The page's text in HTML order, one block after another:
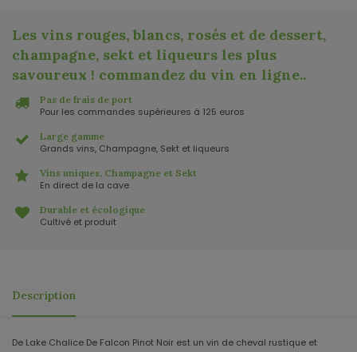
Les vins rouges, blancs, rosés et de dessert,
champagne, sekt et liqueurs les plus
savoureux ! commandez du vin en ligne..
Pas de frais de port
Pour les commandes supérieures à 125 euros
Large gamme
Grands vins, Champagne, Sekt et liqueurs
Vins uniques, Champagne et Sekt
En direct de la cave
Durable et écologique
Cultivé et produit
Description
De Lake Chalice De Falcon Pinot Noir est un vin de cheval rustique et